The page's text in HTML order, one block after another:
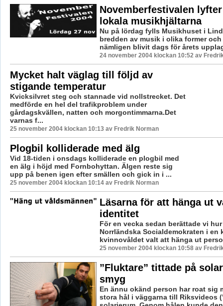
Novemberfestivalen
lokala musikhjältarna
Nu på lördag fylls Musikhuset i
bredden av musik i olika former och
nämligen blivit dags för årets
24 november 2004 klockan 10:52 av
Mycket halt väglag till följd av
stigande temperatur
Kvicksilvret steg och stannade vid nollstrecket. Det
medförde en hel del trafikproblem under
gårdagskvällen, natten och morgontimmarna.Det
varnas f...
25 november 2004 klockan 10:13 av Fredrik Norman
Plogbil kolliderade med älg
Vid 18-tiden i onsdags kolliderade en plogbil med
en älg i höjd med Fornbohyttan. Älgen reste sig
upp på benen igen efter smällen och gick in i ...
25 november 2004 klockan 10:14 av Fredrik Norman
Läsarna för att hänga ut
identitet
För en vecka sedan berättade vi
Norrländska Socialdemokraten i en
kvinnovåldet valt att hänga ut
25 november 2004 klockan 10:58 av
”Fluktare” tittade på
smyg
En ännu okänd person har roat sig
stora hål i väggarna till Riksvideos